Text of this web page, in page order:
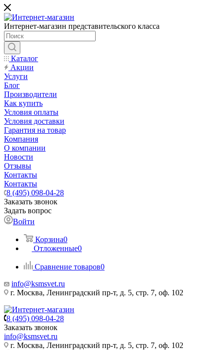
Интернет-магазин представительского класса
Каталог
Акции
Услуги
Блог
Производители
Как купить
Условия оплаты
Условия доставки
Гарантия на товар
Компания
О компании
Новости
Отзывы
Контакты
Контакты
8 (495) 098-04-28
Заказать звонок
Задать вопрос
Войти
Корзина0
Отложенные0
Сравнение товаров0
info@ksmsvet.ru
г. Москва, Ленинградский пр-т, д. 5, стр. 7, оф. 102
8 (495) 098-04-28
Заказать звонок
info@ksmsvet.ru
г. Москва, Ленинградский пр-т, д. 5, стр. 7, оф. 102